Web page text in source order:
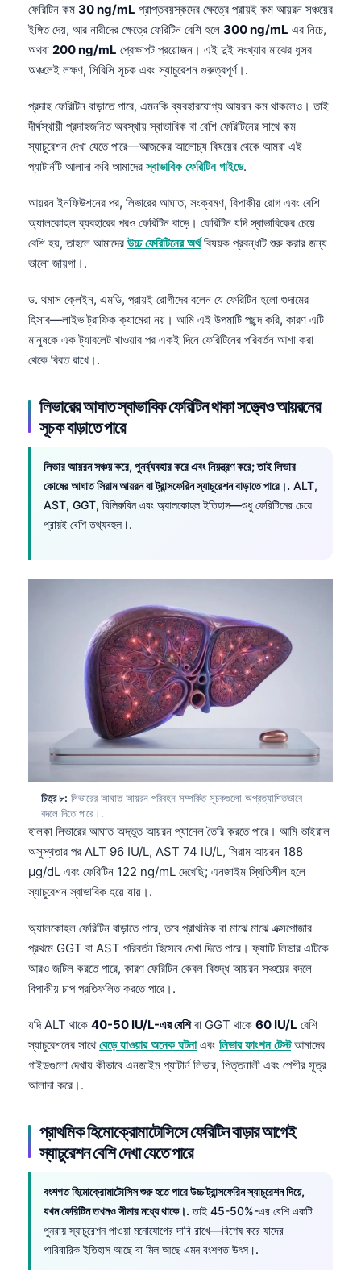
ফেরিটিন কম 30 ng/mL প্রাপ্তবয়স্কদের ক্ষেত্রে প্রায়ই কম আয়রন সঞ্চয়ের
ইঙ্গিত দেয়, আর নারীদের ক্ষেত্রে ফেরিটিন বেশি হলে 300 ng/mL এর নিচে,
অথবা 200 ng/mL প্রেক্ষাপট প্রয়োজন। এই দুই সংখ্যার মাঝের ধূসর
অঞ্চলেই লক্ষণ, সিবিসি সূচক এবং স্যাচুরেশন গুরুত্বপূর্ণ।.
প্রদাহ ফেরিটিন বাড়াতে পারে, এমনকি ব্যবহারযোগ্য আয়রন কম থাকলেও। তাই
দীর্ঘস্থায়ী প্রদাহজনিত অবস্থায় স্বাভাবিক বা বেশি ফেরিটিনের সাথে কম
স্যাচুরেশন দেখা যেতে পারে—আজকের আলোচ্য বিষয়ের থেকে আমরা এই
প্যাটার্নটি আলাদা করি আমাদেরস্বাভাবিক ফেরিটিন গাইডে.
আয়রন ইনফিউশনের পর, লিভারের আঘাত, সংক্রমণ, বিপাকীয় রোগ এবং বেশি
অ্যালকোহল ব্যবহারের পরও ফেরিটিন বাড়ে। ফেরিটিন যদি স্বাভাবিকের চেয়ে
বেশি হয়, তাহলে আমাদের উচ্চ ফেরিটিনের অর্থবিষয়ক প্রবন্ধটি শুরু করার জন্য
ভালো জায়গা।.
ড. থমাস ক্লেইন, এমডি, প্রায়ই রোগীদের বলেন যে ফেরিটিন হলো গুদামের
হিসাব—লাইভ ট্রাফিক ক্যামেরা নয়। আমি এই উপমাটি পছন্দ করি, কারণ এটি
মানুষকে এক ট্যাবলেট খাওয়ার পর একই দিনে ফেরিটিনের পরিবর্তন আশা করা
থেকে বিরত রাখে।.
লিভারের আঘাত স্বাভাবিক ফেরিটিন থাকা সত্ত্বেও আয়রনের
সূচক বাড়াতে পারে
লিভার আয়রন সঞ্চয় করে, পুনর্ব্যবহার করে এবং নিয়ন্ত্রণ করে; তাই লিভার
কোষের আঘাত সিরাম আয়রন বা ট্রান্সফেরিন স্যাচুরেশন বাড়াতে পারে।. ALT,
AST, GGT, বিলিরুবিন এবং অ্যালকোহল ইতিহাস—শুধু ফেরিটিনের চেয়ে
প্রায়ই বেশি তথ্যবহুল।.
চিত্র ৮: লিভারের আঘাত আয়রন পরিবহন সম্পর্কিত সূচকগুলো অপ্রত্যাশিতভাবে
বদলে দিতে পারে।.
হালকা লিভারের আঘাত অদ্ভুত আয়রন প্যানেল তৈরি করতে পারে। আমি ভাইরাল
অসুস্থতার পর ALT 96 IU/L, AST 74 IU/L, সিরাম আয়রন 188
µg/dL এবং ফেরিটিন 122 ng/mL দেখেছি; এনজাইম স্থিতিশীল হলে
স্যাচুরেশন স্বাভাবিক হয়ে যায়।.
অ্যালকোহল ফেরিটিন বাড়াতে পারে, তবে প্রাথমিক বা মাঝে মাঝে এক্সপোজার
প্রথমে GGT বা AST পরিবর্তন হিসেবে দেখা দিতে পারে। ফ্যাটি লিভার এটিকে
আরও জটিল করতে পারে, কারণ ফেরিটিন কেবল বিশুদ্ধ আয়রন সঞ্চয়ের বদলে
বিপাকীয় চাপ প্রতিফলিত করতে পারে।.
যদি ALT থাকে 40-50 IU/L-এর বেশিবা GGT থাকে 60 IU/L বেশি
স্যাচুরেশনের সাথেবেড়ে যাওয়ার অনেক ঘটনাএবং লিভার ফাংশন টেস্টআমাদের
গাইডগুলো দেখায় কীভাবে এনজাইম প্যাটার্ন লিভার, পিত্তনালী এবং পেশীর সূত্র
আলাদা করে।.
প্রাথমিক হিমোক্রোমাটোসিসে ফেরিটিন বাড়ার আগেই
স্যাচুরেশন বেশি দেখা যেতে পারে
বংশগত হিমোক্রোমাটোসিস শুরু হতে পারে উচ্চ ট্রান্সফেরিন স্যাচুরেশন দিয়ে,
যখন ফেরিটিন তখনও সীমার মধ্যে থাকে।. তাই 45-50%-এর বেশি একটি
পুনরায় স্যাচুরেশন পাওয়া মনোযোগের দাবি রাখে—বিশেষ করে যাদের
পারিবারিক ইতিহাস আছে বা মিল আছে এমন বংশগত উৎস।.
සිංහල
অসমীয়া
Galego
Latviešu valoda
Македонски јазик
Gàidhlig
Occitan
العربية المغربية
ພາສາລາວ
Basa Jawa
Cebuano
ئۇيغۇرچە
Кыргызча
Татар теле
Беларуская мова
Esperanto
Frysk
Ślōnskŏ gŏdka
Norsk bokmål